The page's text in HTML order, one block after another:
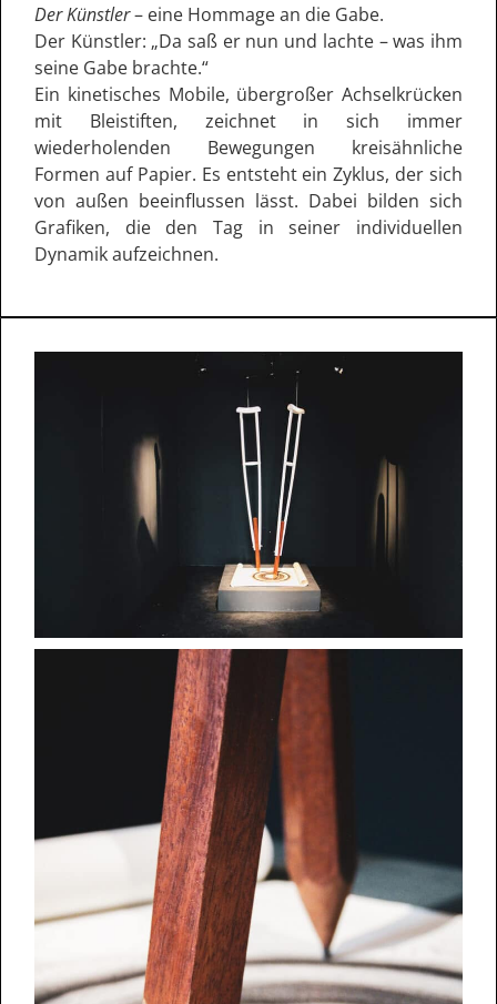
Der Künstler– eine Hommage an die Gabe.
Der Künstler: „Da saß er nun und lachte – was ihm
seine Gabe brachte.“
Ein kinetisches Mobile, übergroßer Achselkrücken
mit Bleistiften, zeichnet in sich immer
wiederholenden Bewegungen kreisähnliche
Formen auf Papier. Es entsteht ein Zyklus, der sich
von außen beeinflussen lässt. Dabei bilden sich
Grafiken, die den Tag in seiner individuellen
Dynamik aufzeichnen.